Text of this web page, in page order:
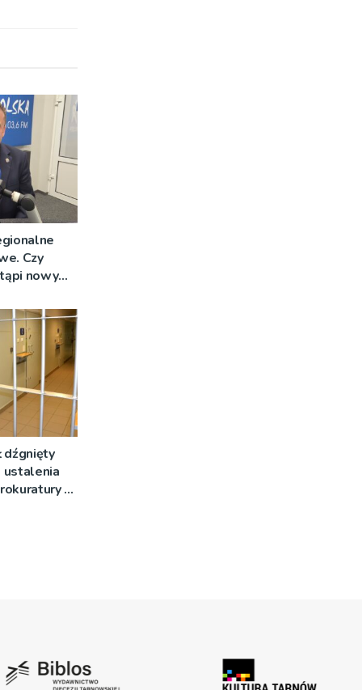
Czy
nowy
dźgnięty
ustalenia
w